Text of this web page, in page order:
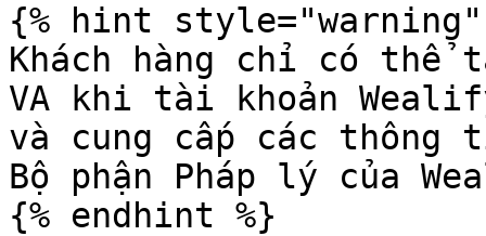
{% hint style="warning"
Khách hàng chỉ có thể
VA khi tài khoản
và cung cấp các thông
Bộ phận Pháp lý của
{% endhint %}